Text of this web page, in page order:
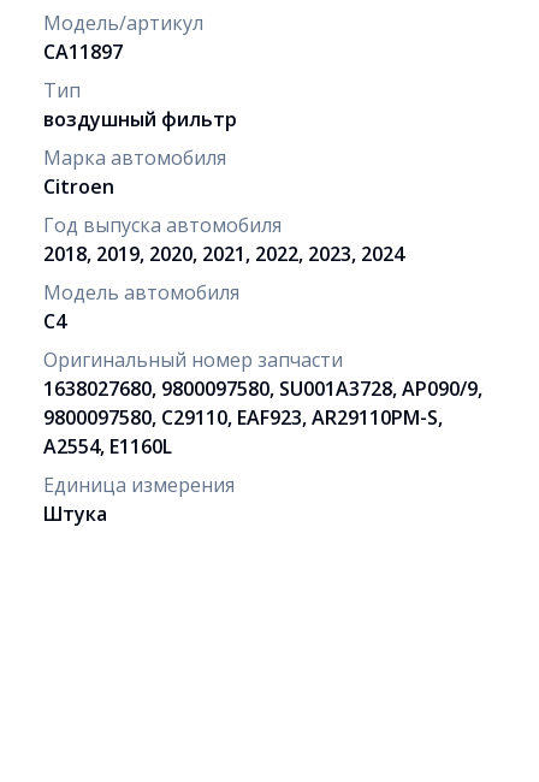
Модель/артикул
CA11897
Тип
воздушный фильтр
Марка автомобиля
Citroen
Год выпуска автомобиля
2018, 2019, 2020, 2021, 2022, 2023, 2024
Модель автомобиля
C4
Оригинальный номер запчасти
1638027680, 9800097580, SU001A3728, AP090/9,
9800097580, C29110, EAF923, AR29110PM-S,
A2554, E1160L
Единица измерения
Штука